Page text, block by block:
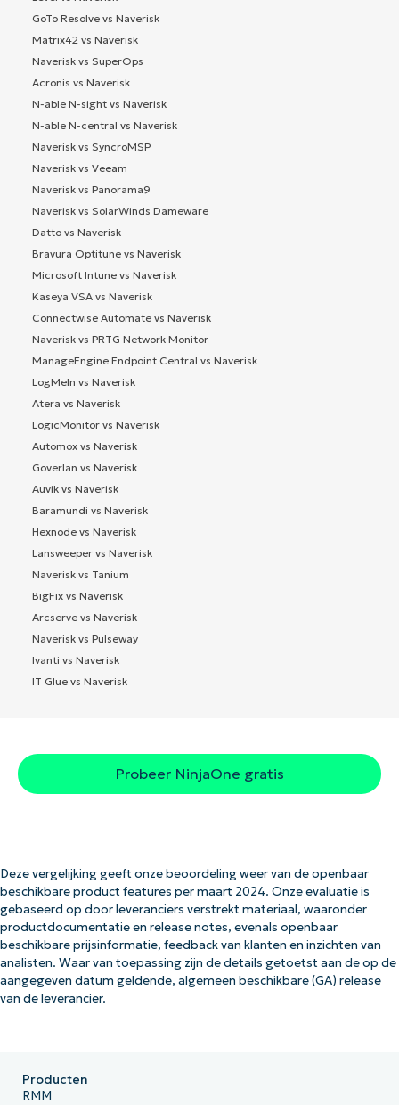
GoTo Resolve vs Naverisk
Matrix42 vs Naverisk
Naverisk vs SuperOps
Acronis vs Naverisk
N-able N-sight vs Naverisk
N-able N-central vs Naverisk
Naverisk vs SyncroMSP
Naverisk vs Veeam
Naverisk vs Panorama9
Naverisk vs SolarWinds Dameware
Datto vs Naverisk
Bravura Optitune vs Naverisk
Microsoft Intune vs Naverisk
Kaseya VSA vs Naverisk
Connectwise Automate vs Naverisk
Naverisk vs PRTG Network Monitor
ManageEngine Endpoint Central vs Naverisk
LogMeIn vs Naverisk
Atera vs Naverisk
LogicMonitor vs Naverisk
Automox vs Naverisk
Goverlan vs Naverisk
Auvik vs Naverisk
Baramundi vs Naverisk
Hexnode vs Naverisk
Lansweeper vs Naverisk
Naverisk vs Tanium
BigFix vs Naverisk
Arcserve vs Naverisk
Naverisk vs Pulseway
Ivanti vs Naverisk
IT Glue vs Naverisk
Probeer NinjaOne gratis
Deze vergelijking geeft onze beoordeling weer van de openbaar
beschikbare product features per maart 2024. Onze evaluatie is
gebaseerd op door leveranciers verstrekt materiaal, waaronder
productdocumentatie en release notes, evenals openbaar
beschikbare prijsinformatie, feedback van klanten en inzichten van
analisten. Waar van toepassing zijn de details getoetst aan de op de
aangegeven datum geldende, algemeen beschikbare (GA) release
van de leverancier.
Producten
RMM